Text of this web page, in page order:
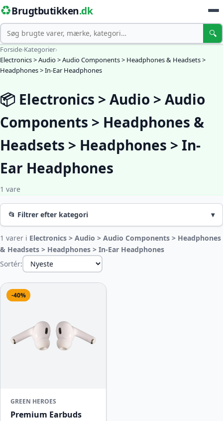
♻️Brugtbutikken.dk
Søg 🔍
Forside›Kategorier›
Electronics > Audio > Audio Components > Headphones & Headsets >
Headphones > In-Ear Headphones
📦 Electronics > Audio > Audio
Components > Headphones &
Headsets > Headphones > In-
Ear Headphones
1 vare
📂 Filtrer efter kategori ▾
1 varer i Electronics > Audio > Audio Components > Headphones
& Headsets > Headphones > In-Ear Headphones
Sortér:
-40%
GREEN HEROES
Premium Earbuds